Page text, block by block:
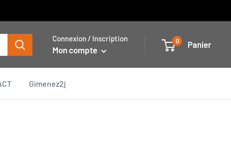
Connexion / Inscription
Mon compte
0 Panier
Gimenez2j